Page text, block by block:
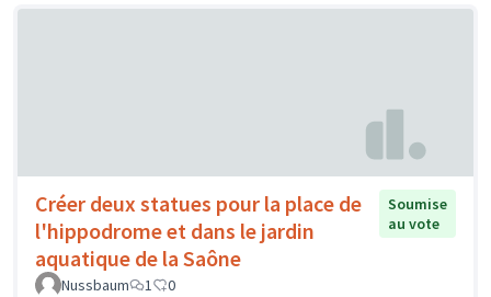
Créer deux statues pour la place de
l'hippodrome et dans le jardin
aquatique de la Saône
Soumise
au vote
Nussbaum 1 0